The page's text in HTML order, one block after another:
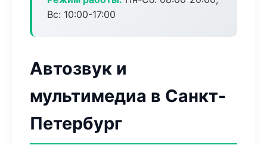
Вс: 10:00-17:00
Автозвук и
мультимедиа в Санкт-
Петербург